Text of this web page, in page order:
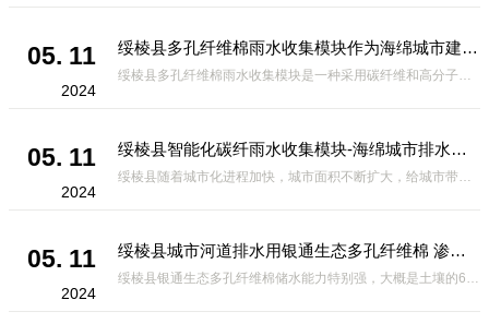
05. 11
2024
绥棱县多孔纤维棉雨水收集模块作为海绵城市建设中的一种创新材料
绥棱县多孔纤维棉雨水收集模块是一种采用碳纤维和高分子材料复合而成的新型材料。它拥有高度多孔的结构，能够有效吸收和储存雨水，同时利用其独特的导流设计，将雨水迅速排出，有效防止城市内涝的发生。此外，该材料还具有
05. 11
2024
绥棱县智能化碳纤雨水收集模块-海绵城市排水蓄水系统的优选项
绥棱县随着城市化进程加快，城市面积不断扩大，给城市带来的问题也随之增加。其中之一就是水资源的短缺。雨水收集是一种解决城市水资源短缺的有效途径。在雨水收集技术中，智能化碳纤雨水收集模块的出现，为解决城市水资源
05. 11
2024
绥棱县城市河道排水用银通生态多孔纤维棉 渗透性好重量轻
绥棱县银通生态多孔纤维棉储水能力特别强，大概是土壤的6倍，所以在下暴雨或者是严重的雨雪天气时，能将降水量很好的吸收掉，到了天气晴朗之后又会将这些水分蒸发到空气中。这种材料在绿化环保上能起到很大的作用，能够大